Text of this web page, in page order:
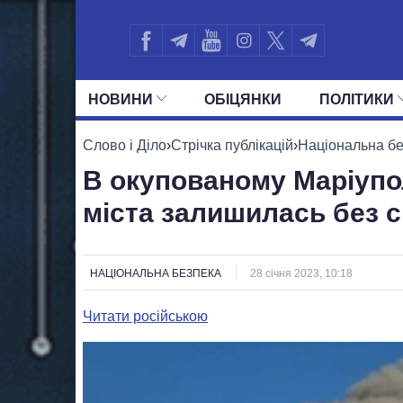
НОВИНИ ОБIЦЯНКИ ПОЛIТИКИ
УСІ ПОЛІТИКИ ПРЕЗИДЕНТ І
Слово і Діло›Стрічка публікацій›Національна
В окупованому
міста залишилась без
НАЦІОНАЛЬНА БЕЗПЕКА 28 січня 2023, 10:18
Читати російською